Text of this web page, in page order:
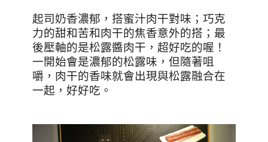
起司奶香濃郁，搭蜜汁肉干對味；巧克
力的甜和苦和肉干的焦香意外的搭；最
後壓軸的是松露醬肉干，超好吃的喔！
一開始會是濃郁的松露味，但隨著咀
嚼，肉干的香味就會出現與松露融合在
一起，好好吃。